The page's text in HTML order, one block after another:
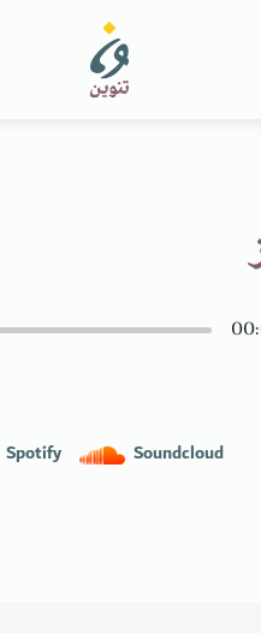
Soundcloud
Spotify